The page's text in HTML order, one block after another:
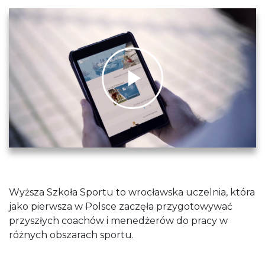
Play
Video
Wyższa Szkoła Sportu to wrocławska uczelnia, która
jako pierwsza w Polsce zaczęła przygotowywać
przyszłych coachów i menedżerów do pracy w
różnych obszarach sportu.